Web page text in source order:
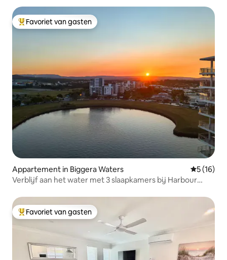
Topfavoriet van gasten
Favoriet van gasten
Appartement in Biggera Waters
5 (16)
Verblijf aan het water met 3 slaapkamers bij Harbour
Topfavoriet van gasten
Favoriet van gasten